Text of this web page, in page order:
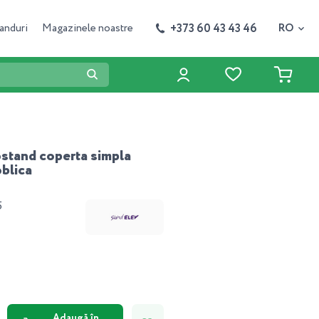
Magazinele noastre +373 60 43 43 46 RO
coperta simpla